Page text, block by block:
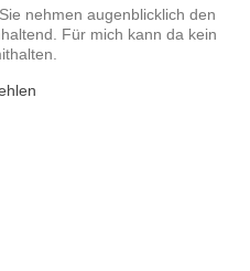
nehmen augenblicklich den
Für mich kann da kein